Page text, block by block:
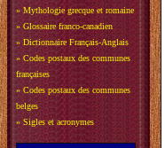
» Mythologie grecque et romaine
» Glossaire franco-canadien
» Dictionnaire Français-Anglais
» Codes postaux des communes
françaises
» Codes postaux des communes
belges
» Sigles et acronymes